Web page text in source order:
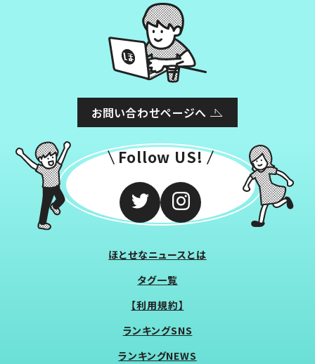
お問い合わせページへ
Follow US!
ほとせなニュースとは
タグ一覧
【利用規約】
ランキングSNS
ランキングNEWS